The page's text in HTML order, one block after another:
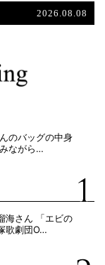
2026.08.08
のバッグの中身
ながら…
海さん 「エビの
歌劇団O…